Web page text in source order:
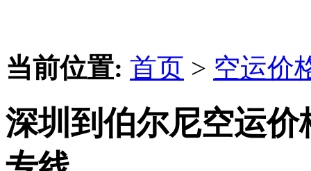
当前位置: 首页 > 空运价
深圳到伯尔尼空运